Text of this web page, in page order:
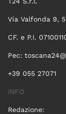
Via Valfonda 9,
CF. e P.I.
Pec:
+39 055 27071
INFO
Redazione: